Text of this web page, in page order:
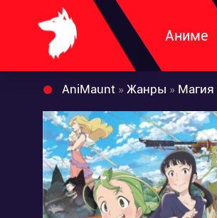
Аниме
AniMaunt » Жанры » Магия